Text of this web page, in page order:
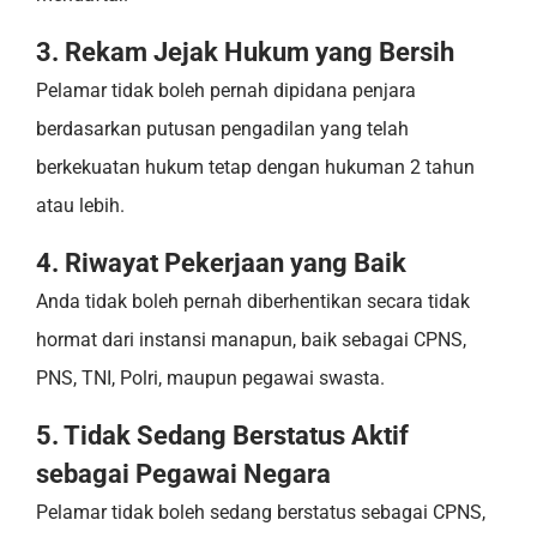
3. Rekam Jejak Hukum yang Bersih
Pelamar tidak boleh pernah dipidana penjara
berdasarkan putusan pengadilan yang telah
berkekuatan hukum tetap dengan hukuman 2 tahun
atau lebih.
4. Riwayat Pekerjaan yang Baik
Anda tidak boleh pernah diberhentikan secara tidak
hormat dari instansi manapun, baik sebagai CPNS,
PNS, TNI, Polri, maupun pegawai swasta.
5. Tidak Sedang Berstatus Aktif
sebagai Pegawai Negara
Pelamar tidak boleh sedang berstatus sebagai CPNS,